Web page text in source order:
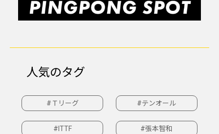
人気のタグ
#Ｔリーグ #テンオール
#ITTF #張本智和